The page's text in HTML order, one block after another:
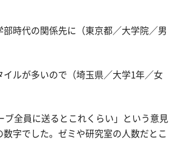
部時代の関係先に（東京都／大学院／男
イルが多いので（埼玉県／大学1年／女
ブ全員に送るとこれくらい」という意見
数字でした。ゼミや研究室の人数だとこ